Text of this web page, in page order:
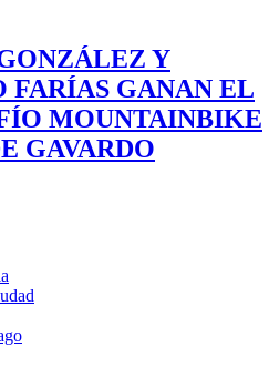
Y
FARÍAS GANAN EL
MOUNTAINBIKE
GAVARDO